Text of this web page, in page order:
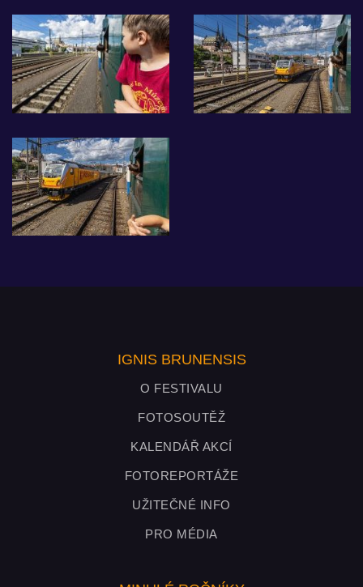
IGNIS BRUNENSIS
O FESTIVALU
FOTOSOUTĚŽ
KALENDÁŘ AKCÍ
FOTOREPORTÁŽE
UŽITEČNÉ INFO
PRO MÉDIA